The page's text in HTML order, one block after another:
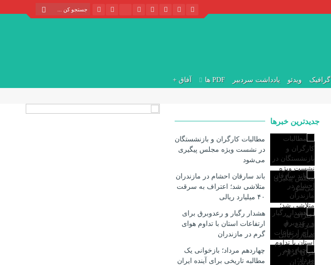
گرافیک ویدئو یادداشت سردبیر PDF ها آفاق +
جدیدترین خبرها
مطالبات کارگران و بازنشستگان
در نشست ویژه مجلس پیگیری
می‌شود
باند سارقان احشام در مازندران
متلاشی شد؛ اعتراف به سرقت
۴۰ میلیارد ریالی
هشدار رگبار و رعدوبرق برای
ارتفاعات استان با تداوم هوای
گرم در مازندران
چهاردهم مرداد؛ بازخوانی یک
مطالبه تاریخی برای آینده ایران